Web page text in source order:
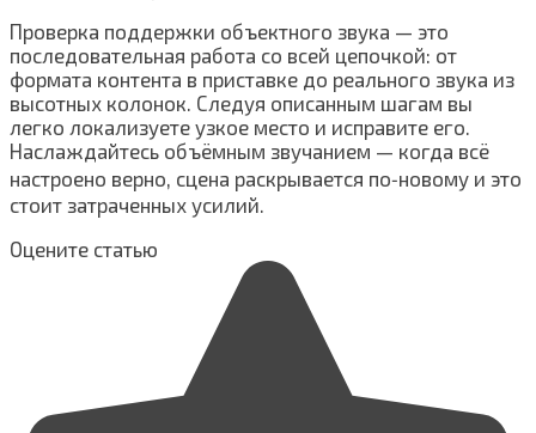
Проверка поддержки объектного звука — это
последовательная работа со всей цепочкой: от
формата контента в приставке до реального звука из
высотных колонок. Следуя описанным шагам вы
легко локализуете узкое место и исправите его.
Наслаждайтесь объёмным звучанием — когда всё
настроено верно, сцена раскрывается по‑новому и это
стоит затраченных усилий.
Оцените статью